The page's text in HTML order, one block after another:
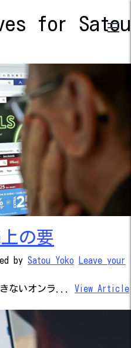
for Satou
の要
by Satou Yoko
Leave your
きないオンラ... View Article